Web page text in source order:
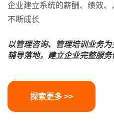
企业建立系统的薪酬、绩效
不断成长
以管理咨询、管理培训业务
辅导落地，建立企业完整服务
探索更多 >>